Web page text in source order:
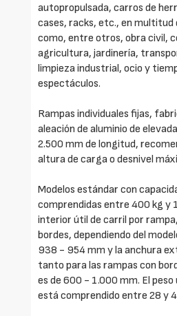
autopropulsada, carros de
cases, racks, etc., en multitud
como, entre otros, obra civil,
agricultura, jardinería,
limpieza industrial, ocio y
espectáculos.
Rampas individuales fijas,
aleación de aluminio de
2.500 mm de longitud,
altura de carga o desnivel
Modelos estándar con
comprendidas entre 400 kg y
interior útil de carril por
bordes, dependiendo del
938 - 954 mm y la anchura
tanto para las rampas con
es de 600 - 1.000 mm. El
está comprendido entre 28 y